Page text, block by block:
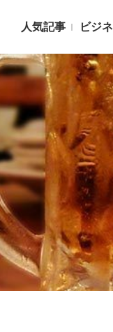
人気記事 ビジ